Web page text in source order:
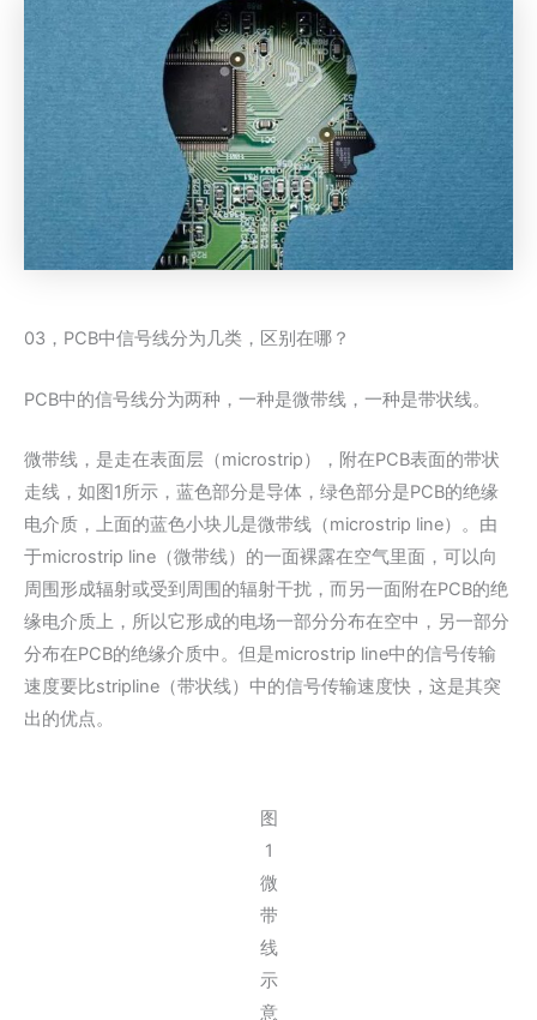
03，PCB中信号线分为几类，区别在哪？
PCB中的信号线分为两种，一种是微带线，一种是带状线。
微带线，是走在表面层（microstrip），附在PCB表面的带状
走线，如图1所示，蓝色部分是导体，绿色部分是PCB的绝缘
电介质，上面的蓝色小块儿是微带线（microstrip line）。由
于microstrip line（微带线）的一面裸露在空气里面，可以向
周围形成辐射或受到周围的辐射干扰，而另一面附在PCB的绝
缘电介质上，所以它形成的电场一部分分布在空中，另一部分
分布在PCB的绝缘介质中。但是microstrip line中的信号传输
速度要比stripline（带状线）中的信号传输速度快，这是其突
出的优点。
图
1
微
带
线
示
意